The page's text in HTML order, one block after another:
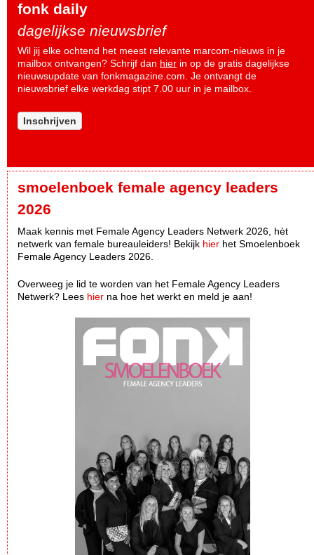
fonk daily
dagelijkse nieuwsbrief
Wil jij elke ochtend het meest relevante marcom-nieuws in je
mailbox ontvangen? Schrijf dan hier in op de gratis dagelijkse
nieuwsupdate van fonkmagazine.com. Je ontvangt de
nieuwsbrief elke werkdag stipt 7.00 uur in je mailbox.
Inschrijven
smoelenboek female agency leaders
2026
Maak kennis met Female Agency Leaders Netwerk 2026, hèt
netwerk van female bureauleiders! Bekijk hier het Smoelenboek
Female Agency Leaders 2026.
Overweeg je lid te worden van het Female Agency Leaders
Netwerk? Lees hier na hoe het werkt en meld je aan!